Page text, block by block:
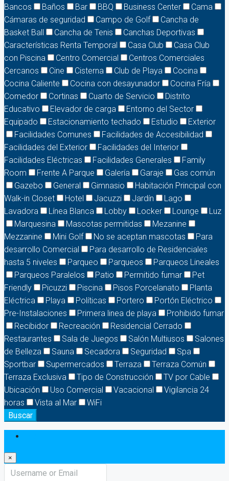
Bancos
Baños Bar BBQ Business Center
Cama
Cámaras de seguridad
Campo de Golf
Cancha de
Basket Ball
Cancha de Tenis
Canchas Deportivas
Características Renta Temporal
Casa Club
Casa Club
con Piscina
Centro Comercial
Centros Comerciales
Cercanos
Cine Cisterna Club de Playa
Cocina
Cocina Caliente
Cocina con desayunador
Cocina Fría
Comedor
Cortinas Cuarto de Servicio
Distrito
Educativo
Elevador de carga
Entorno del Sector
Equipado
Estacionamiento techado Estudio
Exterior
Facilidades Comunes
Facilidades de Accesibilidad
Facilidades del Exterior
Facilidades del Interior
Facilidades Eléctricas
Facilidades Generales
Family
Room
Frente A Parque Galería Garaje
Gas común
Gazebo
General Gimnasio
Habitación Principal con
Walk-in Closet
Hotel Jacuzzi Jardín
Lago
Lavadora
Línea Blanca Lobby Locker Lounge
Luz
Marquesina
Mascotas permitidas
Mezanine
Mezzanine
Mini Golf No se aceptan mascotas
Para
desarrollo Comercial
Para desarrollo de Residenciales
hasta 5 niveles
Parqueo Parqueos
Parqueos Lineales
Parqueos Paralelos
Patio Permitido fumar
Pet
Friendly
Picuzzi Piscina Pisos Porcelanato
Planta
Eléctrica
Playa Políticas Portero
Portón Eléctrico
Pre-Instalaciones
Primera linea de playa
Prohibido fumar
Recibidor
Recreación
Residencial Cerrado
Restaurantes
Sala de Juegos Salón Multiusos
Salones
de Belleza
Sauna Secadora Seguridad
Spa
Sportbar
Supermercados Terraza
Terraza Común
Terraza Exclusiva
Tipo de Construcción
TV por Cable
Ubicación
Uso Comercial Vacacional
Vigilancia 24
horas
Vista al Mar
WiFi
Buscar
×